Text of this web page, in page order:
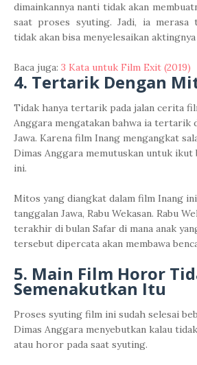
dimainkannya nanti tidak akan
saat proses syuting. Jadi, ia
tidak akan bisa menyelesaikan
Baca juga: 3 Kata untuk Film Exit (2019)
4. Tertarik Dengan
Tidak hanya tertarik pada jalan cerita
Anggara mengatakan bahwa ia tertarik
Jawa. Karena film Inang mengangkat
Dimas Anggara memutuskan untuk
ini.
Mitos yang diangkat dalam film Inang
tanggalan Jawa, Rabu Wekasan. Rabu
terakhir di bulan Safar di mana anak
tersebut dipercata akan membawa
5. Main Film Horor
Semenakutkan Itu
Proses syuting film ini sudah selesai
Dimas Anggara menyebutkan kalau
atau horor pada saat syuting.